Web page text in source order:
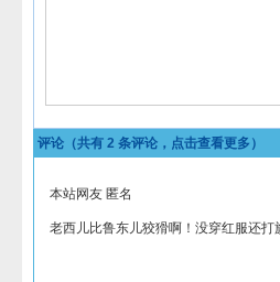
评论（共有 2 条评论，点击查看更多）
本站网友 匿名
老西儿比鲁东儿狡猾啊！没穿红服还